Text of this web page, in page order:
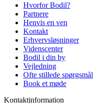
Hvorfor Bodil?
Partnere
Henvis en ven
Kontakt
Erhvervsløsninger
Videnscenter
Bodil i din by
Vejledning
Ofte stillede spørgsmål
Book et møde
Kontaktinformation